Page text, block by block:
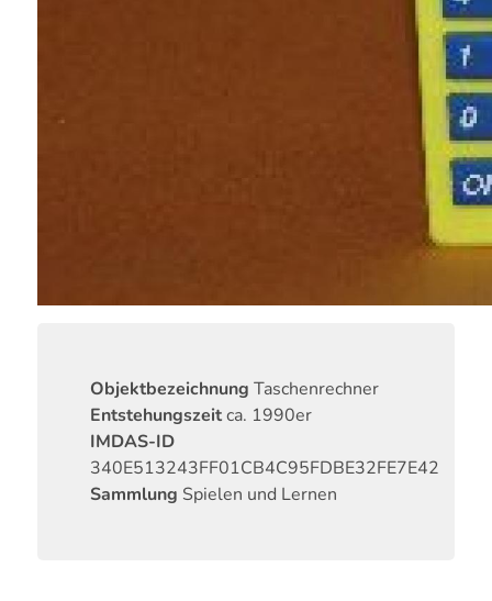
Objektbezeichnung Taschenrechner
Entstehungszeitca. 1990er
IMDAS-ID
340E513243FF01CB4C95FDBE32FE7E42
Sammlung Spielen und Lernen